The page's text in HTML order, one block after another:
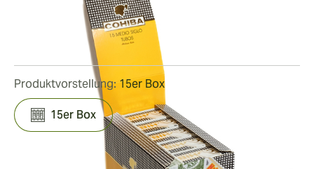
Länge:102 mm / 4.0 Zoll
0Rezensionen
Produktvorstellung: 15er Box
15er Box